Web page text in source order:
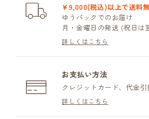
¥9,000(税込)以上で送料
ゆうパックでのお届け
月・金曜日の発送 (祝日は
詳しくはこちら
お支払い方法
クレジットカード、代金
詳しくはこちら